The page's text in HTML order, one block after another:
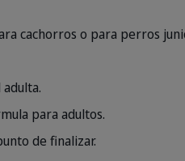
cachorros o para perros
para adultos.
de finalizar.